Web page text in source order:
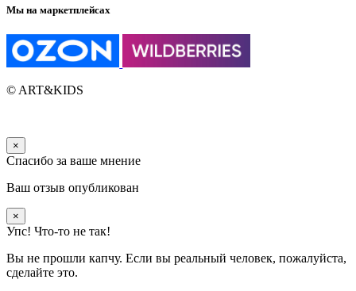
Мы на маркетплейсах
© ART&KIDS
×
Спасибо за ваше мнение
Ваш отзыв опубликован
×
Упс! Что-то не так!
Вы не прошли капчу. Если вы реальный человек, пожалуйста,
сделайте это.